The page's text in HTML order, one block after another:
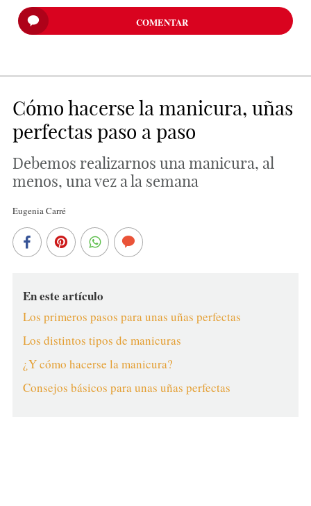
COMENTAR
Cómo hacerse la manicura, uñas
perfectas paso a paso
Debemos realizarnos una manicura, al
menos, una vez a la semana
Eugenia Carré
En este artículo
Los primeros pasos para unas uñas perfectas
Los distintos tipos de manicuras
¿Y cómo hacerse la manicura?
Consejos básicos para unas uñas perfectas